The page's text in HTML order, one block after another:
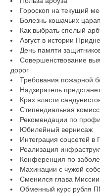
Гороскоп на текущий
Болезнь кошачьих
Как выбрать спелый
Август в истории
День памяти
Совершенствование
дорог
Требования пожарной
Надзиратель
Крах власти
Стипендиальная
Рекомендации по
Юбилейный вернисаж
Интеграция соцсетей в
Реализация
Конференция по
Махинации с чужой
Сменился глава
Обменный курс рубля